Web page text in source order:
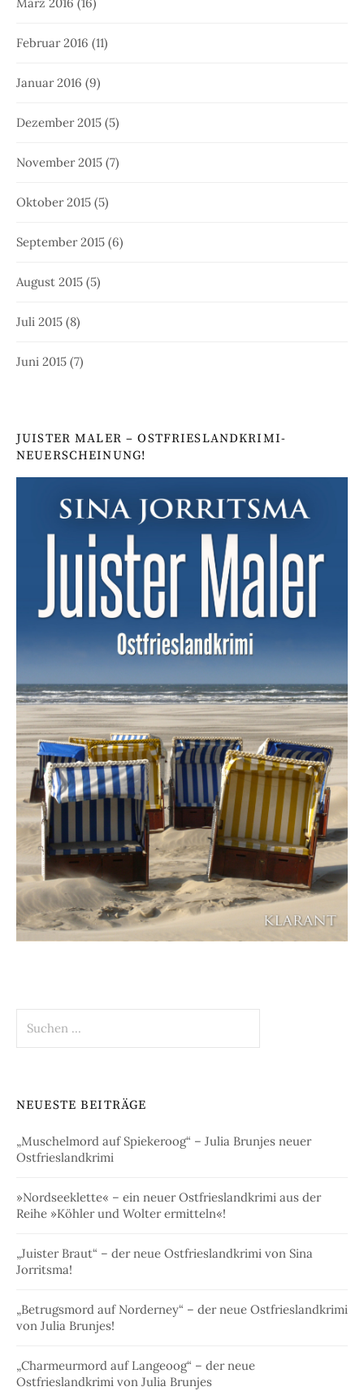
Februar 2016 (11)
Januar 2016 (9)
Dezember 2015 (5)
November 2015 (7)
Oktober 2015 (5)
September 2015 (6)
August 2015 (5)
Juli 2015 (8)
Juni 2015 (7)
JUISTER MALER – OSTFRIESLANDKRIMI-
NEUERSCHEINUNG!
nach:
NEUESTE BEITRÄGE
„Muschelmord auf Spiekeroog“ – Julia Brunjes neuer
Ostfrieslandkrimi
»Nordseeklette« – ein neuer Ostfrieslandkrimi aus der
Reihe »Köhler und Wolter ermitteln«!
„Juister Braut“ – der neue Ostfrieslandkrimi von Sina
Jorritsma!
„Betrugsmord auf Norderney“ – der neue Ostfrieslandkrimi
von Julia Brunjes!
„Charmeurmord auf Langeoog“ – der neue
Ostfrieslandkrimi von Julia Brunjes